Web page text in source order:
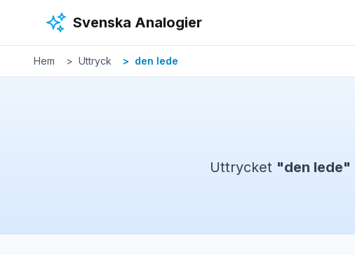
Svenska Analogier
Hem Uttryck den lede
Uttrycket "den lede"